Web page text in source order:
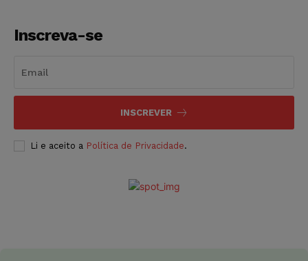
Inscreva-se
INSCREVER
Li e aceito a Política de Privacidade.